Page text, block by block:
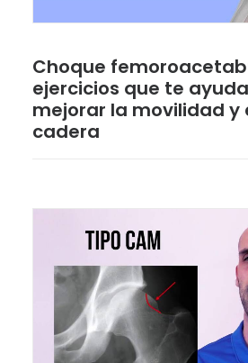
Choque
ejercicios que te
mejorar la movilidad y
cadera